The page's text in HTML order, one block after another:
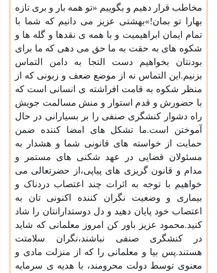
مخاطب قرار دهیم و بگوییم «تو همه بار و بری تازه
بهارا تو بمان!»بهشتی عزیز می دانیم که شما با
تمام ایمان ابراهیمیت و با همه ی نقدها و گله ها و
شکوه های به حقت به ما حق می دهی که ما برای
بودنتان بخواهیم دست التجا به دامن التماس
بزنیم.این التماس نه از موضع ضعف و زبونی که از
منظر شکوه به قامت افراشته ی انسانی است که
با حضورش و قدم استوار و منش مسالمت جویش
راه دشوار کنشگری صنفی را بر بسیارانی در حال
آموختن است.ما تشکل های امضا کننده ضمن
حمایت از خواسته های قانونی شما و هشدار به
مسئولان قضایی در عهد شکنی های مستمر و
مدام و قانون گریزی های پیاپی،از حضرتعالی می
خواهیم با توجه به اثرات چند اعتصاب دردناک و
بیماری و وضعیت نگران کننده اکنونی
تان به
اعتصاب خود پایان دهید و دل دوستدارانتان را شاد
کنید.محمود عزیز باور کن امروز معلمانی که شاید
در کنشگری صنفی نباشند،نگران سلامتت
هستند.پس بیا و معلمانی را که از منزلت مادی و
معنوی توسط دولت محرومند، با هدیه ی سرمایه